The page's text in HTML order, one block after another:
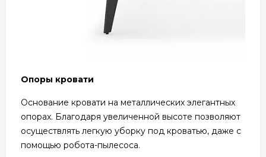
Опоры кровати
Основание кровати на металлических элегантных
опорах. Благодаря увеличенной высоте позволяют
осуществлять легкую уборку под кроватью, даже с
помощью робота-пылесоса.